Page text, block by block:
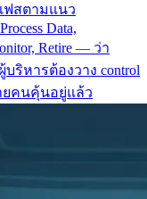
ฟสตามแนว
Data,
Retire — ว่า
ริหารต้องวาง control
ยคนคุ้นอยู่แล้ว